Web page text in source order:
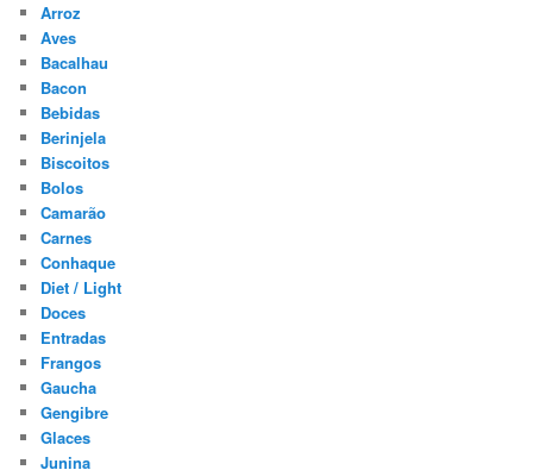
Arroz
Aves
Bacalhau
Bacon
Bebidas
Berinjela
Biscoitos
Bolos
Camarão
Carnes
Conhaque
Diet / Light
Doces
Entradas
Frangos
Gaucha
Gengibre
Glaces
Junina